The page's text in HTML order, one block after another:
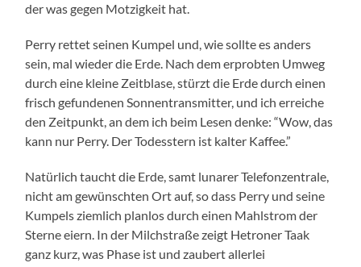
der was gegen Motzigkeit hat.
Perry rettet seinen Kumpel und, wie sollte es anders
sein, mal wieder die Erde. Nach dem erprobten Umweg
durch eine kleine Zeitblase, stürzt die Erde durch einen
frisch gefundenen Sonnentransmitter, und ich erreiche
den Zeitpunkt, an dem ich beim Lesen denke: “Wow, das
kann nur Perry. Der Todesstern ist kalter Kaffee.”
Natürlich taucht die Erde, samt lunarer Telefonzentrale,
nicht am gewünschten Ort auf, so dass Perry und seine
Kumpels ziemlich planlos durch einen Mahlstrom der
Sterne eiern. In der Milchstraße zeigt Hetroner Taak
ganz kurz, was Phase ist und zaubert allerlei